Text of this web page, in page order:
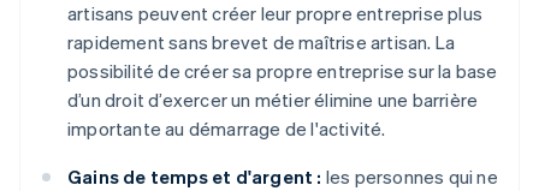
artisans peuvent créer leur propre entreprise plus
rapidement sans brevet de maîtrise artisan. La
possibilité de créer sa propre entreprise sur la base
d’un droit d’exercer un métier élimine une barrière
importante au démarrage de l'activité.
Gains de temps et d'argent : les personnes qui ne